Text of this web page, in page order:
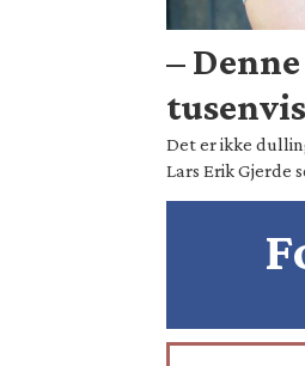
–
Det er ikke
Lars Erik Gjerde